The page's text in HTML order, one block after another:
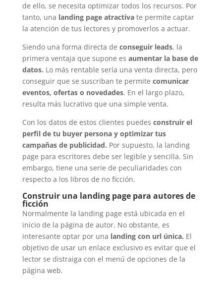
de ello, se necesita optimizar todos los recursos. Por
tanto, una landing page atractivate permite captar
la atención de tus lectores y promoverlos a actuar.
Siendo una forma directa de conseguir leads, la
primera ventaja que supone es aumentar la base de
datos. Lo más rentable sería una venta directa, pero
conseguir que se suscriban te permite comunicar
eventos, ofertas o novedades. En el largo plazo,
resulta más lucrativo que una simple venta.
Con los datos de estos clientes puedes construir el
perfil de tu buyer persona y optimizar tus
campañas de publicidad. Por supuesto, la landing
page para escritores debe ser legible y sencilla. Sin
embargo, tiene una serie de peculiaridades con
respecto a los libros de no ficción.
Construir una landing page para autores de
ficción
Normalmente la landing page está ubicada en el
inicio de la página de autor. No obstante, es
interesante optar por una landing con url única. El
objetivo de usar un enlace exclusivo es evitar que el
lector se distraiga con el menú de opciones de la
página web.